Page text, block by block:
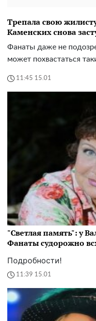
Трепала свою
Каменских снова
Фанаты даже не
может похвастаться
11:45 15.01
"Светлая память": у
Фанаты судорожно
Подробности!
11:39 15.01